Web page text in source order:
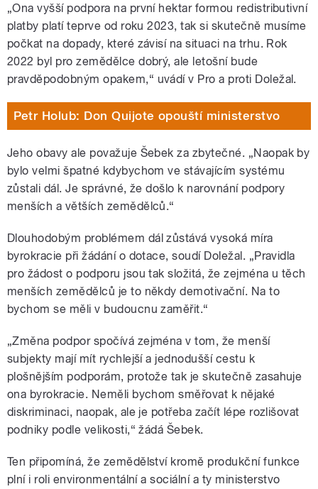
„Ona vyšší podpora na první hektar formou redistributivní
platby platí teprve od roku 2023, tak si skutečně musíme
počkat na dopady, které závisí na situaci na trhu. Rok
2022 byl pro zemědělce dobrý, ale letošní bude
pravděpodobným opakem,“ uvádí v Pro a proti Doležal.
Petr Holub: Don Quijote opouští ministerstvo
Jeho obavy ale považuje Šebek za zbytečné. „Naopak by
bylo velmi špatné kdybychom ve stávajícím systému
zůstali dál. Je správné, že došlo k narovnání podpory
menších a větších zemědělců.“
Dlouhodobým problémem dál zůstává vysoká míra
byrokracie při žádání o dotace, soudí Doležal. „Pravidla
pro žádost o podporu jsou tak složitá, že zejména u těch
menších zemědělců je to někdy demotivační. Na to
bychom se měli v budoucnu zaměřit.“
„Změna podpor spočívá zejména v tom, že menší
subjekty mají mít rychlejší a jednodušší cestu k
plošnějším podporám, protože tak je skutečně zasahuje
ona byrokracie. Neměli bychom směřovat k nějaké
diskriminaci, naopak, ale je potřeba začít lépe rozlišovat
podniky podle velikosti,“ žádá Šebek.
Ten připomíná, že zemědělství kromě produkční funkce
plní i roli environmentální a sociální a ty ministerstvo